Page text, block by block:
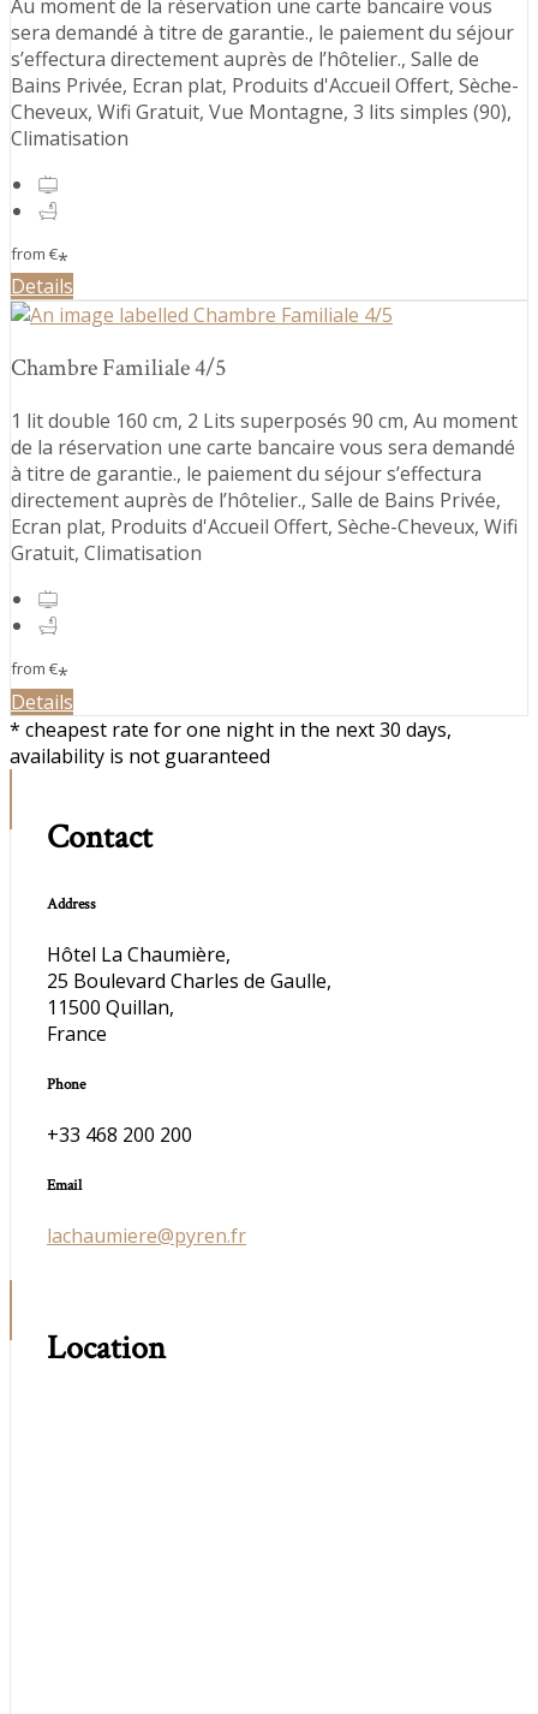
Au moment de la réservation une carte bancaire vous
sera demandé à titre de garantie., le paiement du séjour
s’effectura directement auprès de l’hôtelier., Salle de
Bains Privée, Ecran plat, Produits d'Accueil Offert, Sèche-
Cheveux, Wifi Gratuit, Vue Montagne, 3 lits simples (90),
Climatisation
from €*
Details
Chambre Familiale 4/5
1 lit double 160 cm, 2 Lits superposés 90 cm, Au moment
de la réservation une carte bancaire vous sera demandé
à titre de garantie., le paiement du séjour s’effectura
directement auprès de l’hôtelier., Salle de Bains Privée,
Ecran plat, Produits d'Accueil Offert, Sèche-Cheveux, Wifi
Gratuit, Climatisation
from €*
Details
* cheapest rate for one night in the next 30 days,
availability is not guaranteed
Contact
Address
Hôtel La Chaumière,
25 Boulevard Charles de Gaulle,
11500 Quillan,
France
Phone
+33 468 200 200
Email
lachaumiere@pyren.fr
Location